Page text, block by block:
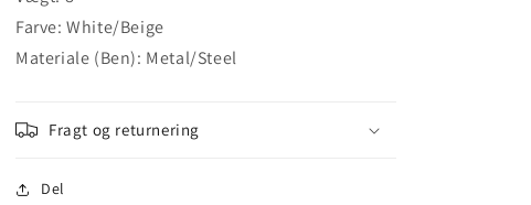
Farve: White/Beige
Materiale (Ben): Metal/Steel
Fragt og returnering
Del